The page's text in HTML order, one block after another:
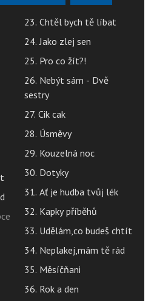
23. Chtěl bych tě líbat
24. Jako zlej sen
25. Pro co žít?!
26. Nebýt sám - Dvě
sestry
27. Cik cak
28. Úsměvy
29. Kouzelná noc
30. Dotyky
31. Ať je hudba tvůj lék
32. Kapky příběhů
33. Udělám,co budeš chtít
34. Neplakej,mám tě rád
35. Měsíčňani
36. Rok a den